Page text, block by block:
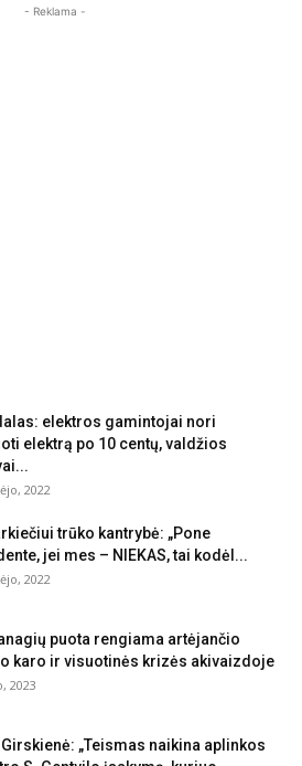
- Reklama -
elektros gamintojai nori
elektrą po 10 centų, valdžios
2022
trūko kantrybė: „Pone
jei mes – NIEKAS, tai kodėl...
2022
puota rengiama artėjančio
karo ir visuotinės krizės akivaizdoje
2023
„Teismas naikina aplinkos